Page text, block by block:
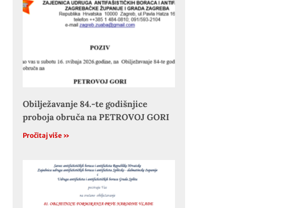
Obilježavanje 84.-te godišnjice
proboja obruča na PETROVOJ GORI
Pročitaj više »